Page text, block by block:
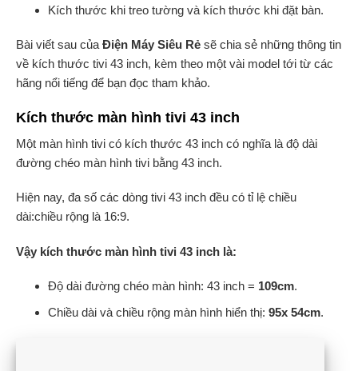
Kích thước khi treo tường và kích thước khi đặt bàn.
Bài viết sau của Điện Máy Siêu Rẻ sẽ chia sẻ những thông tin
về kích thước tivi 43 inch, kèm theo một vài model tới từ các
hãng nổi tiếng để bạn đọc tham khảo.
Kích thước màn hình tivi 43 inch
Một màn hình tivi có kích thước 43 inch có nghĩa là độ dài
đường chéo màn hình tivi bằng 43 inch.
Hiện nay, đa số các dòng tivi 43 inch đều có tỉ lệ chiều
dài:chiều rộng là 16:9.
Vậy kích thước màn hình tivi 43 inch là:
Độ dài đường chéo màn hình: 43 inch = 109cm.
Chiều dài và chiều rộng màn hình hiển thị: 95x 54cm.